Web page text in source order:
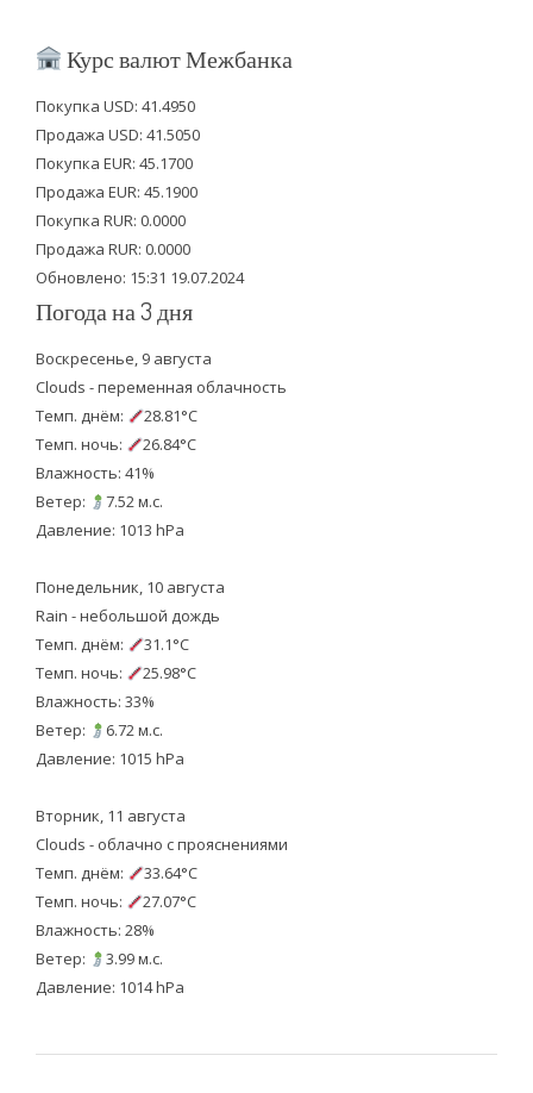
i
t
e
r
c
b
o
o
k
u
u
b
e
Курс валют Межбанка
Покупка USD: 41.4950
Продажа USD: 41.5050
Покупка EUR: 45.1700
Продажа EUR: 45.1900
Покупка RUR: 0.0000
Продажа RUR: 0.0000
Обновлено: 15:31 19.07.2024
Погода на 3 дня
Воскресенье, 9 августа
Clouds - переменная облачность
Темп. днём:
28.81°C
Темп. ночь:
26.84°C
Влажность: 41%
Ветер:
7.52 м.с.
Давление: 1013 hPa
Понедельник, 10 августа
Rain - небольшой дождь
Темп. днём:
31.1°C
Темп. ночь:
25.98°C
Влажность: 33%
Ветер:
6.72 м.с.
Давление: 1015 hPa
Вторник, 11 августа
Clouds - облачно с прояснениями
Темп. днём:
33.64°C
Темп. ночь:
27.07°C
Влажность: 28%
Ветер:
3.99 м.с.
Давление: 1014 hPa